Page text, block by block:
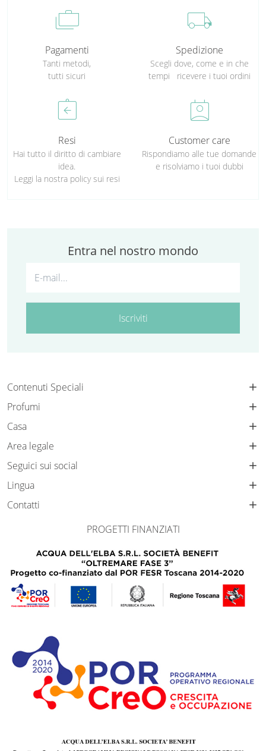
cases
Pagamenti
Tanti metodi,
tutti sicuri
local_shipping
Spedizione
Scegli dove, come e in che
tempi ricevere i tuoi ordini
assignment_return
Resi
Hai tutto il diritto di cambiare
idea.
Leggi la nostra policy sui resi
perm_contact_calendar
Customer care
Rispondiamo alle tue domande
e risolviamo i tuoi dubbi
Entra nel nostro mondo
Iscriviti
Contenuti Speciali
Profumi
Casa
Area legale
Seguici sui social
Lingua
Contatti
PROGETTI FINANZIATI